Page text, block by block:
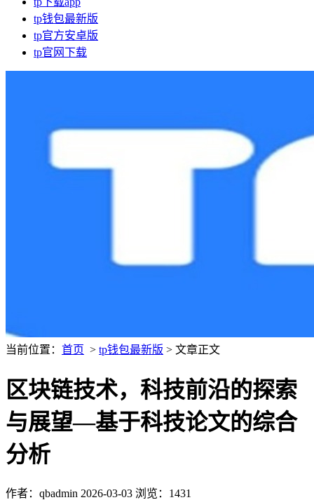
tp钱包最新版
tp官方安卓版
tp官网下载
当前位置： 首页 > tp钱包最新版 > 文章正文
区块链技术，科技前沿的探索
与展望—基于科技论文的综合
分析
作者：qbadmin 2026-03-03 浏览：1431